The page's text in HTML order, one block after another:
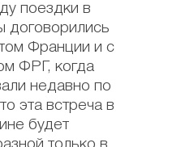
поездки в
договорились
Франции и с
ФРГ, когда
недавно по
эта встреча в
будет